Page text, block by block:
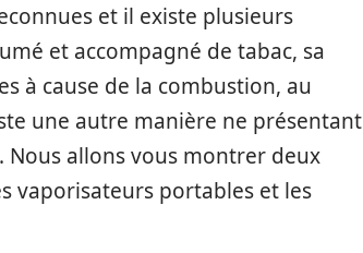
et il existe plusieurs
et accompagné de tabac, sa
à cause de la combustion, au
une autre manière ne présentant
Nous allons vous montrer deux
vaporisateurs portables et les